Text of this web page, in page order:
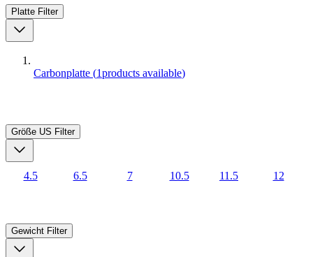
Platte Filter
Carbonplatte (1products available)
Größe US Filter
4.5 6.5 7 10.5 11.5 12
Gewicht Filter